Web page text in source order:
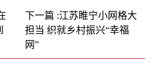
下一篇 :江苏睢宁小网格大
担当 织就乡村振兴“幸福
网”